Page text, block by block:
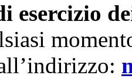
esercizio